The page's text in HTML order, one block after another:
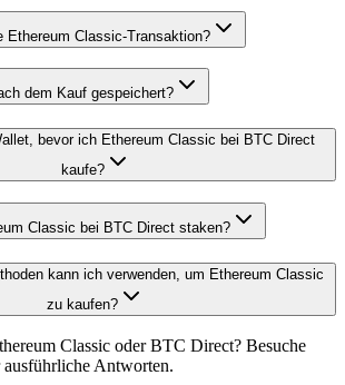
Ethereum Classic-Transaktion?
dem Kauf gespeichert?
bevor ich Ethereum Classic bei BTC Direct
kaufe?
Classic bei BTC Direct staken?
kann ich verwenden, um Ethereum Classic
zu kaufen?
Classic oder BTC Direct? Besuche
Antworten.